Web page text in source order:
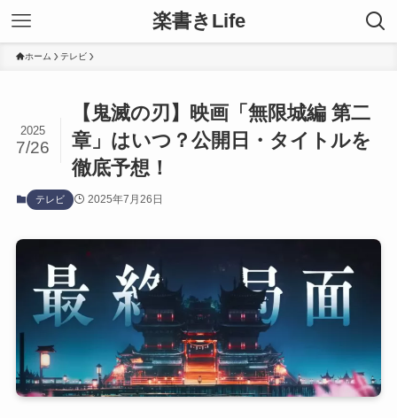
楽書きLife
ホーム テレビ
【鬼滅の刃】映画「無限城編 第二
章」はいつ？公開日・タイトルを
徹底予想！
2025
7/26
テレビ 2025年7月26日